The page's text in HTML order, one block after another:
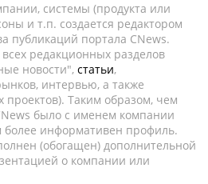
системы (продукта или
и т.п. создается редактором
публикаций портала CNews.
редакционных разделов
новости", статьи,
интервью, а также
проектов). Таким образом, чем
было с именем компании
более информативен профиль.
(обогащен) дополнительной
о компании или